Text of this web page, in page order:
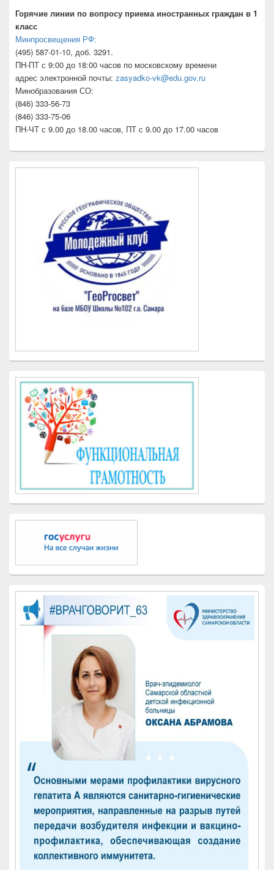
Горячие линии по вопросу приема иностранных граждан в 1
класс
Минпросвещения РФ:
(495) 587-01-10, доб. 3291.
ПН-ПТ с 9:00 до 18:00 часов по московскому времени
адрес электронной почты: zasyadko-vk@edu.gov.ru
Минобразования СО:
(846) 333-56-73
(846) 333-75-06
ПН-ЧТ с 9.00 до 18.00 часов, ПТ с 9.00 до 17.00 часов